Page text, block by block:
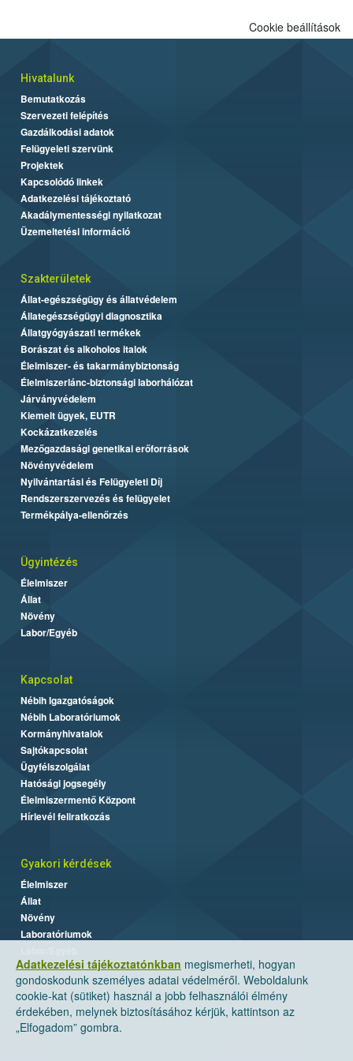
Adatkezelési tájékoztatónkban megismerheti, hogyan
gondoskodunk személyes adatai védelméről. Weboldalunk
cookie-kat (sütiket) használ a jobb felhasználói élmény
érdekében, melynek biztosításához kérjük, kattintson az
„Elfogadom” gombra.
Cookie beállítások
Hivatalunk
Bemutatkozás
Szervezeti felépítés
Gazdálkodási adatok
Felügyeleti szervünk
Projektek
Kapcsolódó linkek
Adatkezelési tájékoztató
Akadálymentességi nyilatkozat
Üzemeltetési információ
Szakterületek
Állat-egészségügy és állatvédelem
Állategészségügyi diagnosztika
Állatgyógyászati termékek
Borászat és alkoholos italok
Élelmiszer- és takarmánybiztonság
Élelmiszerlánc-biztonsági laborhálózat
Járványvédelem
Kiemelt ügyek, EUTR
Kockázatkezelés
Mezőgazdasági genetikai erőforrások
Növényvédelem
Nyilvántartási és Felügyeleti Díj
Rendszerszervezés és felügyelet
Termékpálya-ellenőrzés
Ügyintézés
Élelmiszer
Állat
Növény
Labor/Egyéb
Kapcsolat
Nébih Igazgatóságok
Nébih Laboratóriumok
Kormányhivatalok
Sajtókapcsolat
Ügyfélszolgálat
Hatósági jogsegély
Élelmiszermentő Központ
Hírlevél feliratkozás
Gyakori kérdések
Élelmiszer
Állat
Növény
Laboratóriumok